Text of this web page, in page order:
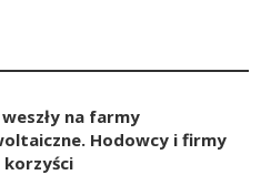
na farmy
Hodowcy i firmy
korzyści